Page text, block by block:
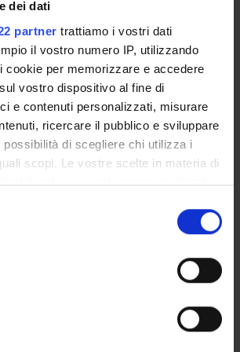
dei dati
partner trattiamo i vostri dati
il vostro numero IP, utilizzando
cookie per memorizzare e accedere
vostro dispositivo al fine di
e contenuti personalizzati, misurare
ricercare il pubblico e sviluppare
di scegliere chi utilizza i
scopi. Le vostre scelte in materia di
solo su questa proprietà digitale
il proprio consenso in qualsiasi
sui cookie o facendo clic
informazioni sulla tua posizione
un'approssimazione di qualche
E FORMAZIONE SUPERIORE